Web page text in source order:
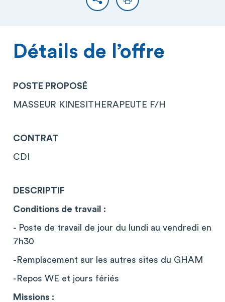
PartagerImprimer
Détails de l’offre
POSTE PROPOSÉ
MASSEUR KINESITHERAPEUTE F/H
CONTRAT
CDI
DESCRIPTIF
Conditions de travail :
- Poste de travail de jour du lundi au vendredi en
7h30
-Remplacement sur les autres sites du GHAM
-Repos WE et jours fériés
Missions :